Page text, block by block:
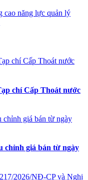
cao năng lực quản lý
chí Cấp Thoát nước
chỉnh giá bán từ ngày